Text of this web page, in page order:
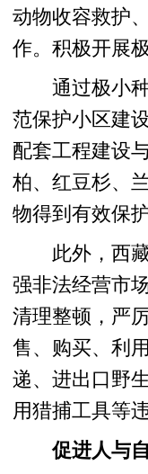
动物收容救护
作。积极开展
通过极小种
范保护小区建
配套工程建设
柏、红豆杉、
物得到有效保护
此外，西藏
强非法经营市
清理整顿，严
售、购买、利
递、进出口野
用猎捕工具等
促进人与